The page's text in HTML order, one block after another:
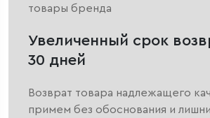
товары бренда
Увеличенный срок
30 дней
Возврат товара надлежащего
примем без обоснования и